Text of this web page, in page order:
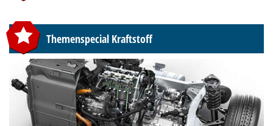
Themenspecial Kraftstoff